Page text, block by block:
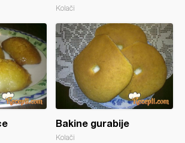
Kolači
Bakine gurabije
Kolači